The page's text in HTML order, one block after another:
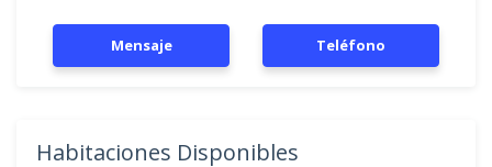
Mensaje Teléfono
Habitaciones Disponibles